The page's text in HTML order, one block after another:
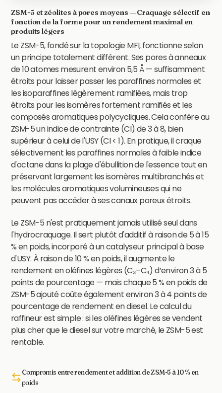
ZSM-5 et zéolites à pores moyens — Craquage sélectif en
fonction de la forme pour un rendement maximal en
produits légers
Le ZSM-5, fondé sur la topologie MFI, fonctionne selon
un principe totalement différent. Ses pores à anneaux
de 10 atomes mesurent environ 5,5 Å — suffisamment
étroits pour laisser passer les paraffines normales et
les isoparaffines légèrement ramifiées, mais trop
étroits pour les isomères fortement ramifiés et les
composés aromatiques polycycliques. Cela confère au
ZSM-5 un indice de contrainte (CI) de 3 à 8, bien
supérieur à celui de l'USY (CI < 1). En pratique, il craque
sélectivement les paraffines normales à faible indice
d'octane dans la plage d'ébullition de l'essence tout en
préservant largement les isomères multibranchés et
les molécules aromatiques volumineuses qui ne
peuvent pas accéder à ses canaux poreux étroits.
Le ZSM-5 n'est pratiquement jamais utilisé seul dans
l'hydrocraquage. Il sert plutôt d'additif à raison de 5 à 15
% en poids, incorporé à un catalyseur principal à base
d'USY. À raison de 10 % en poids, il augmente le
rendement en oléfines légères (C₃–C₄) d’environ 3 à 5
points de pourcentage — mais chaque 5 % en poids de
ZSM-5 ajouté coûte également environ 3 à 4 points de
pourcentage de rendement en diesel. Le calcul du
raffineur est simple : si les oléfines légères se vendent
plus cher que le diesel sur votre marché, le ZSM-5 est
rentable.
Compromis entre rendement et addition de ZSM-5 à 10 % en
poids